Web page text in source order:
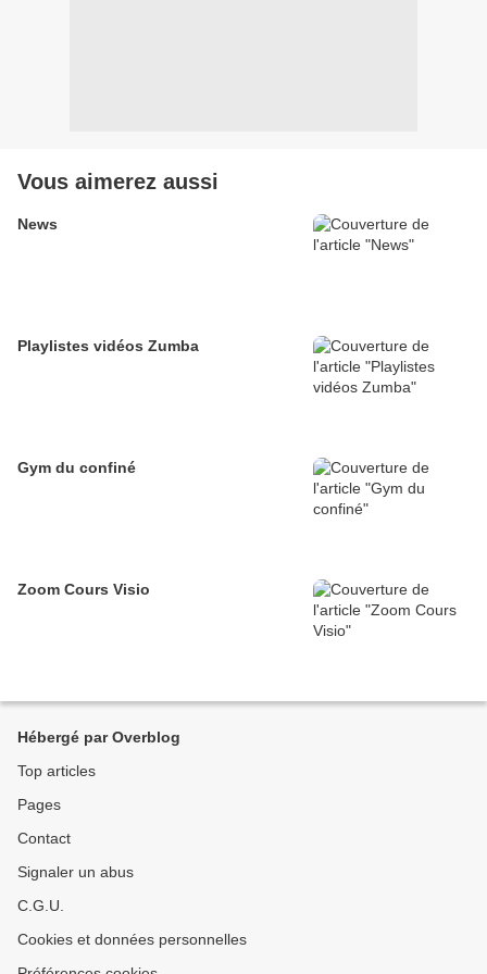
Vous aimerez aussi
News
Playlistes vidéos Zumba
Gym du confiné
Zoom Cours Visio
Hébergé par Overblog
Top articles
Pages
Contact
Signaler un abus
C.G.U.
Cookies et données personnelles